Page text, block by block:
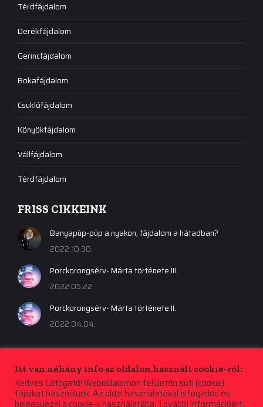
Térdfájdalom
Derékfájdalom
Gerincfájdalom
Bokafájdalom
Csuklófájdalom
Könyökfájdalom
Vállfájdalom
Térdfájdalom
FRISS CIKKEINK
Banyapúp-púp a nyakon, fájdalom a hátadban?
2022.10.30.
Porckorongsérv- Márta története III.
2022.05.22.
Porckorongsérv- Márta története II.
2022.04.04.
Itt van néhány info az oldalon használt cookie-ról:
Kedves Látogató! Weboldalamon felületén süti (cookie)
fájlokat használunk. Az oldal használatával elfogadod és
beleegyezel a cookie-k használatába. További információért